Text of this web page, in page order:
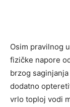
Osim pravilnog
fizičke napore
brzog
dodatno
vrlo toploj vodi